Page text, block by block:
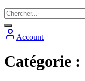
Account
Catégorie :